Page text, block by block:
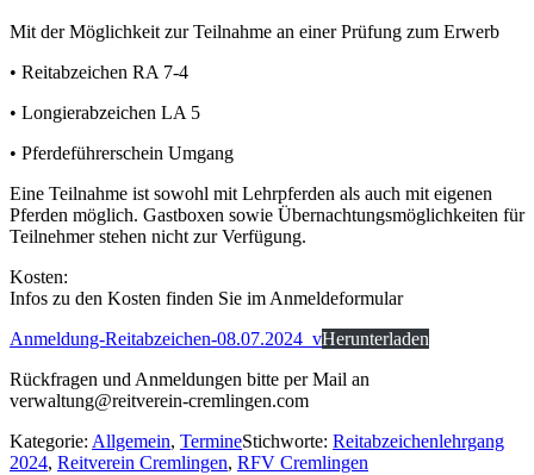
Mit der Möglichkeit zur Teilnahme an einer Prüfung zum Erwerb
• Reitabzeichen RA 7-4
• Longierabzeichen LA 5
• Pferdeführerschein Umgang
Eine Teilnahme ist sowohl mit Lehrpferden als auch mit eigenen
Pferden möglich. Gastboxen sowie Übernachtungsmöglichkeiten für
Teilnehmer stehen nicht zur Verfügung.
Kosten:
Infos zu den Kosten finden Sie im Anmeldeformular
Anmeldung-Reitabzeichen-08.07.2024_vHerunterladen
Rückfragen und Anmeldungen bitte per Mail an
verwaltung@reitverein-cremlingen.com
Kategorie: Allgemein, TermineStichworte: Reitabzeichenlehrgang
2024, Reitverein Cremlingen, RFV Cremlingen